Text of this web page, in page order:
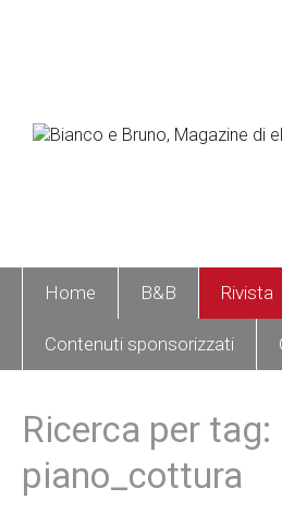
Home B&B Rivista
Contenuti sponsorizzati
Ricerca per tag:
piano_cottura